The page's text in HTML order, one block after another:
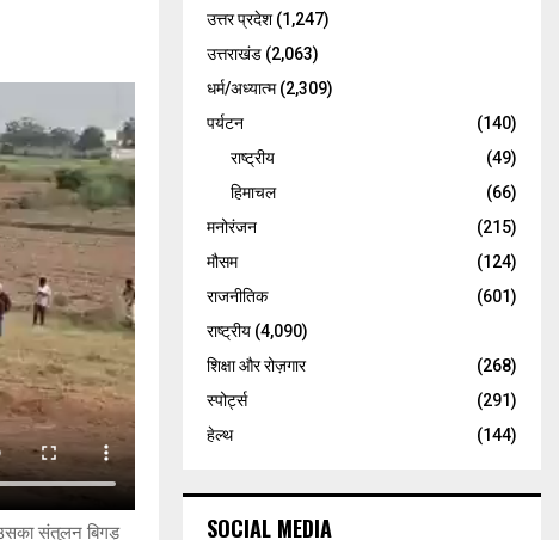
संतुलन बिगड़
उत्तर प्रदेश(1,247)
उत्तराखंड (2,063)
धर्म/अध्यात्म(2,309)
पर्यटन
(140)
राष्ट्रीय
(49)
हिमाचल
(66)
मनोरंजन
(215)
मौसम
(124)
राजनीतिक
(601)
राष्ट्रीय (4,090)
शिक्षा और रोज़गार
(268)
स्पोर्ट्स
(291)
हेल्थ
(144)
SOCIAL MEDIA